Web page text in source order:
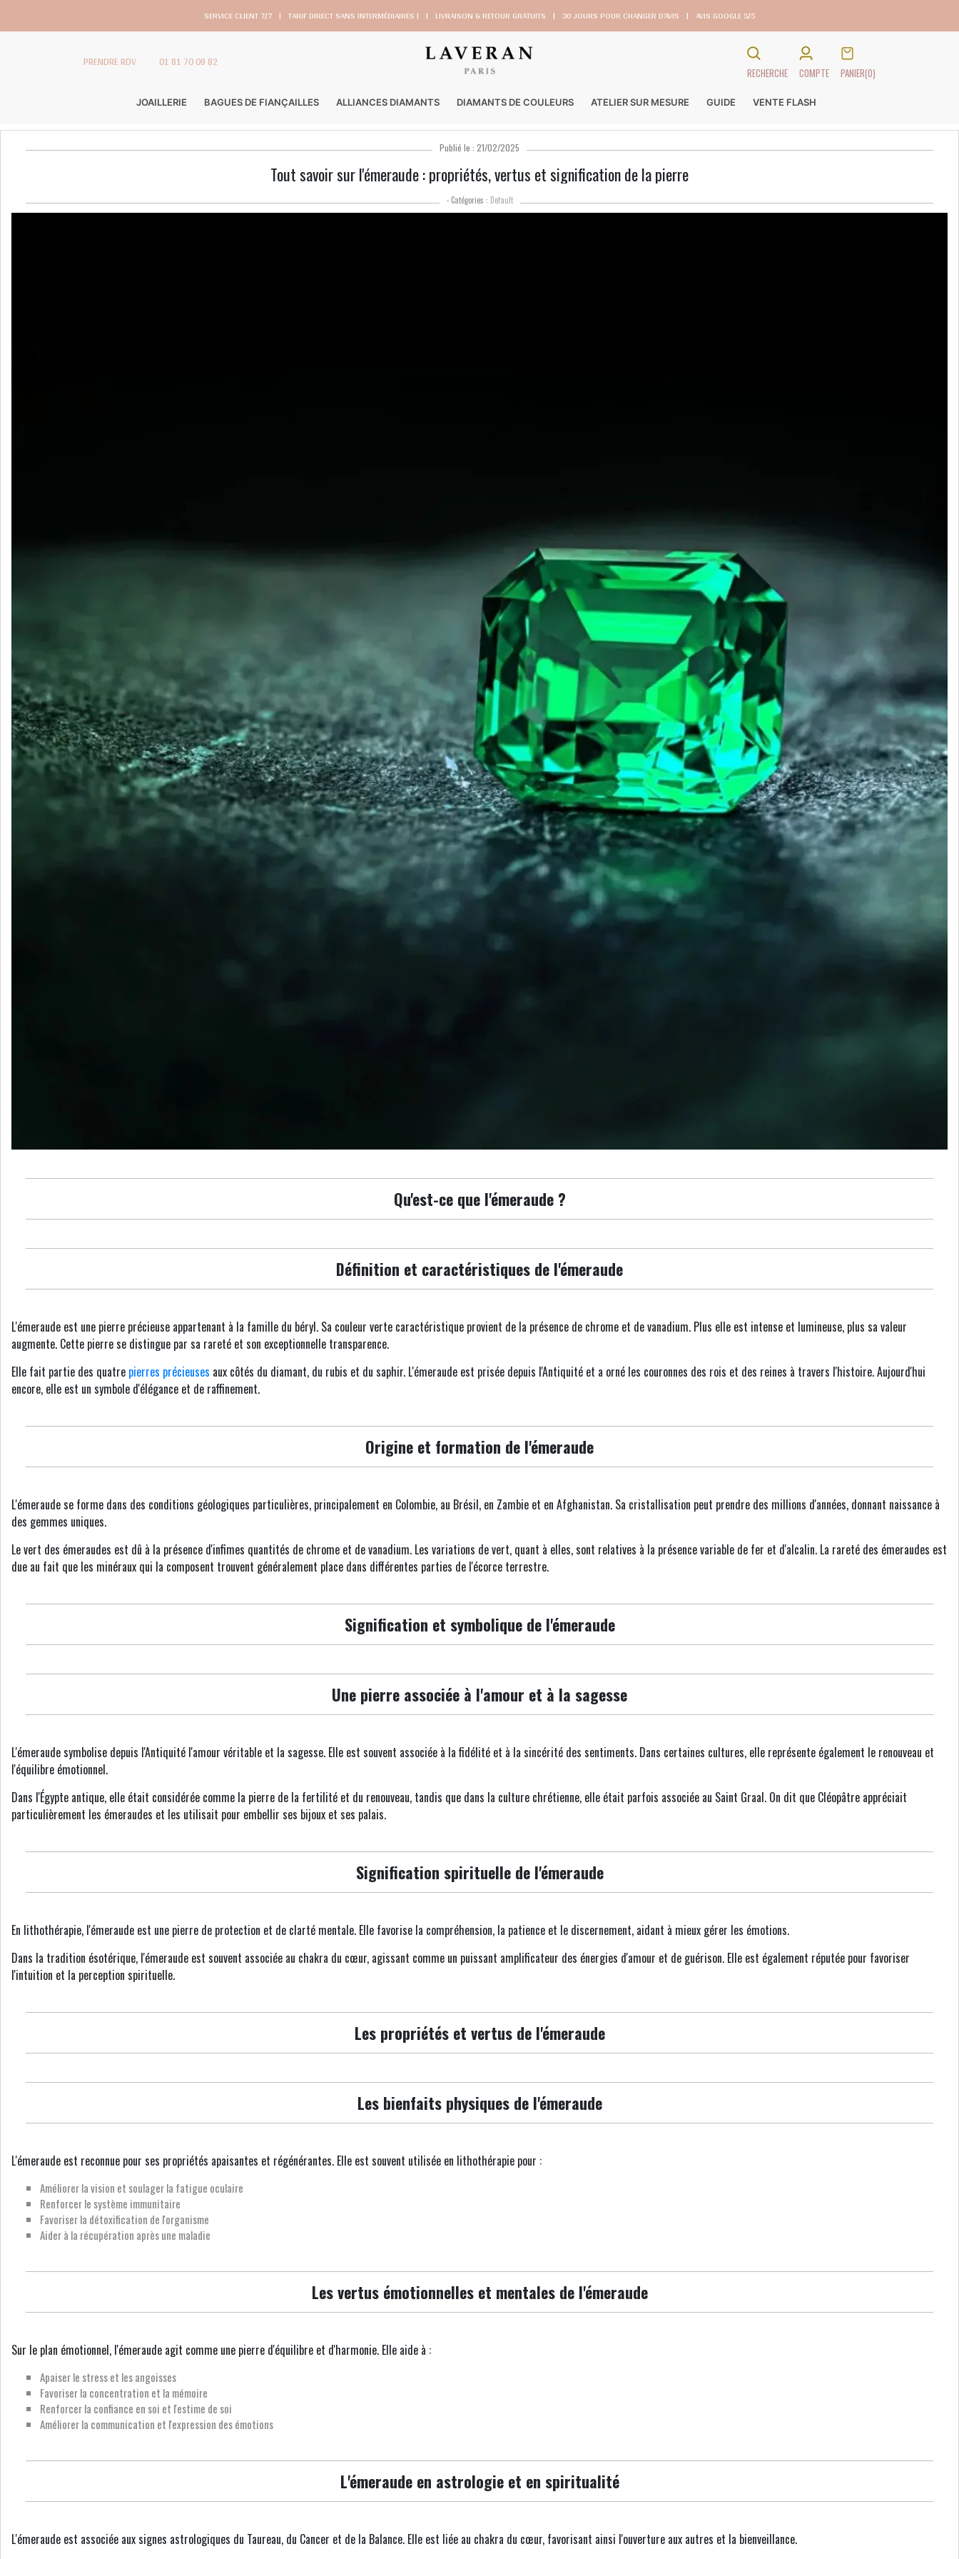
SERVICE CLIENT 7/7 | TARIF DIRECT SANS INTERMÉDIAIRES | | LIVRAISON & RETOUR GRATUITS | 30 JOURS POUR CHANGER D’AVIS | AVIS GOOGLE 5/5
PRENDRE RDV 01 81 70 09 82
RECHERCHE COMPTE PANIER(0)
JOAILLERIE BAGUES DE FIANÇAILLES ALLIANCES DIAMANTS DIAMANTS DE COULEURS ATELIER SUR MESURE GUIDE VENTE FLASH
Publié le : 21/02/2025
Tout savoir sur l'émeraude : propriétés, vertus et signification de la pierre
- Catégories : Default
Qu'est-ce que l'émeraude ?
Définition et caractéristiques de l'émeraude
L'émeraude est une pierre précieuse appartenant à la famille du béryl. Sa couleur verte caractéristique provient de la présence de chrome et de vanadium. Plus elle est intense et lumineuse, plus sa valeur
augmente. Cette pierre se distingue par sa rareté et son exceptionnelle transparence.
Elle fait partie des quatre pierres précieuses aux côtés du diamant, du rubis et du saphir. L'émeraude est prisée depuis l'Antiquité et a orné les couronnes des rois et des reines à travers l'histoire. Aujourd'hui
encore, elle est un symbole d'élégance et de raffinement.
Origine et formation de l'émeraude
L'émeraude se forme dans des conditions géologiques particulières, principalement en Colombie, au Brésil, en Zambie et en Afghanistan. Sa cristallisation peut prendre des millions d'années, donnant naissance à
des gemmes uniques.
Le vert des émeraudes est dû à la présence d'infimes quantités de chrome et de vanadium. Les variations de vert, quant à elles, sont relatives à la présence variable de fer et d'alcalin. La rareté des émeraudes est
due au fait que les minéraux qui la composent trouvent généralement place dans différentes parties de l'écorce terrestre.
Signification et symbolique de l'émeraude
Une pierre associée à l'amour et à la sagesse
L'émeraude symbolise depuis l'Antiquité l'amour véritable et la sagesse. Elle est souvent associée à la fidélité et à la sincérité des sentiments. Dans certaines cultures, elle représente également le renouveau et
l'équilibre émotionnel.
Dans l'Égypte antique, elle était considérée comme la pierre de la fertilité et du renouveau, tandis que dans la culture chrétienne, elle était parfois associée au Saint Graal. On dit que Cléopâtre appréciait
particulièrement les émeraudes et les utilisait pour embellir ses bijoux et ses palais.
Signification spirituelle de l'émeraude
En lithothérapie, l'émeraude est une pierre de protection et de clarté mentale. Elle favorise la compréhension, la patience et le discernement, aidant à mieux gérer les émotions.
Dans la tradition ésotérique, l'émeraude est souvent associée au chakra du cœur, agissant comme un puissant amplificateur des énergies d'amour et de guérison. Elle est également réputée pour favoriser
l'intuition et la perception spirituelle.
Les propriétés et vertus de l'émeraude
Les bienfaits physiques de l'émeraude
L'émeraude est reconnue pour ses propriétés apaisantes et régénérantes. Elle est souvent utilisée en lithothérapie pour :
Améliorer la vision et soulager la fatigue oculaire
Renforcer le système immunitaire
Favoriser la détoxification de l'organisme
Aider à la récupération après une maladie
Les vertus émotionnelles et mentales de l'émeraude
Sur le plan émotionnel, l'émeraude agit comme une pierre d'équilibre et d'harmonie. Elle aide à :
Apaiser le stress et les angoisses
Favoriser la concentration et la mémoire
Renforcer la confiance en soi et l'estime de soi
Améliorer la communication et l'expression des émotions
L'émeraude en astrologie et en spiritualité
L'émeraude est associée aux signes astrologiques du Taureau, du Cancer et de la Balance. Elle est liée au chakra du cœur, favorisant ainsi l'ouverture aux autres et la bienveillance.